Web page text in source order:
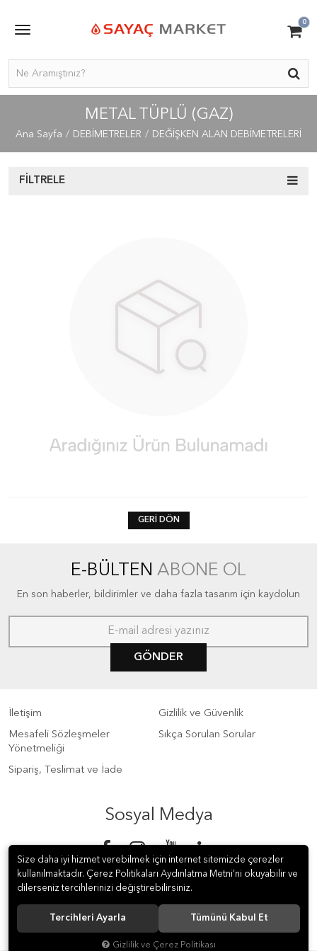
0
METAL TÜPLÜ (GAZ)
Ana Sayfa DEBİMETRELER DEĞİŞKEN ALAN DEBİMETRELERİ
FILTRELE
GERI DÖN
E-BÜLTEN ABONE OL
En son haberler, bildirimler ve daha fazla tasarım için kaydolun
GÖNDER
İletişim
Gizlilik ve Güvenlik
Mesafeli Sözleşmeler
Yönetmeliği
Sıkça Sorulan Sorular
Sipariş, Teslimat ve İade
Sosyal Medya
© 2018 S Meter Sayaç ve Otomasyon A.Ş. Tüm hakları saklıdır.
Size daha iyi hizmet verebilmek için internet sitemizde çerezler
kullanılmaktadır. Çerez Politikaları Aydınlatma Metni’ni okuyabilir ve
dilerseniz tercihlerinizi değiştirebilirsiniz.
Tercihleri Ayarla Tümünü Kabul Et
Gizlilik ve Çerez Politikası